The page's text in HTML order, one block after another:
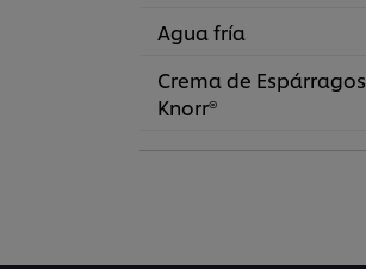
Agua fría
Crema de Espárragos
Knorr®